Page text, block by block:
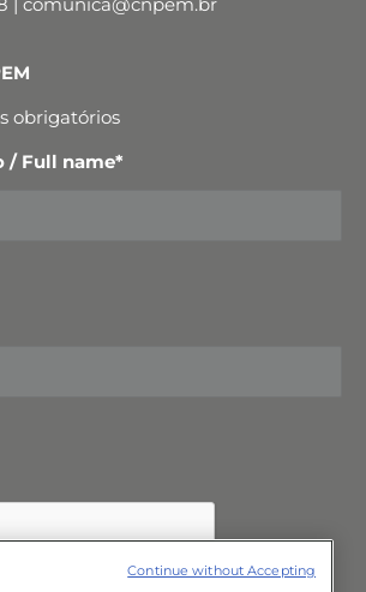
obrigatórios
/ Full name*
Continue without Accepting